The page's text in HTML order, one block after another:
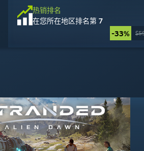
热销排名
在您所在地区排名第 16
-30%
热销排名
在您所在地区排名第 30
-50%
热销排名
在您所在地区排名第 20
热销排名
在您所在地区排名第 12
-10%
热销排名
在您所在地区排名第 7
-33%
热销排名
在您所在地区排名第 2
-25%
热销排名
在您所在地区排名第 10
在您所在地区排名
热销排名
在您所在地区排名第 18
立即预购
即将推出：2026 年 10 月 6 日
热销排名
在您所在地区排名第 4
热销排名
在您所在地区排名第 26